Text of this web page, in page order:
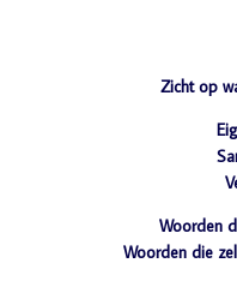
Zicht op
Woorden
Woorden die